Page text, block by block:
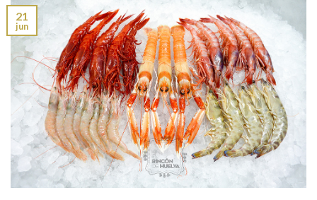
21
jun